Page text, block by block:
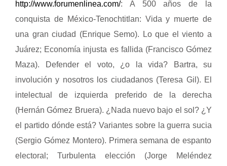
http://www.forumenlinea.com/: A 500 años de la
conquista de México-Tenochtitlan: Vida y muerte de
una gran ciudad (Enrique Semo). Lo que el viento a
Juárez; Economía injusta es fallida (Francisco Gómez
Maza).
Defender el voto, ¿o la vida? Bartra, su
involución y nosotros los ciudadanos (Teresa Gil). El
intelectual de izquierda preferido de la derecha
(Hernán Gómez Bruera). ¿Nada nuevo bajo el sol? ¿Y
el partido dónde está? Variantes sobre la guerra sucia
(Sergio Gómez Montero). Primera semana de espanto
electoral; Turbulenta elección (Jorge Meléndez